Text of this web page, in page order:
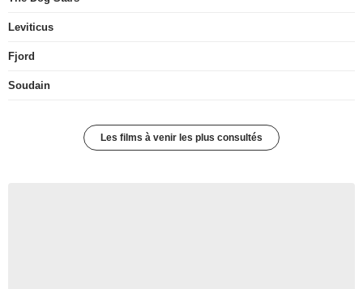
Leviticus
Fjord
Soudain
Les films à venir les plus consultés